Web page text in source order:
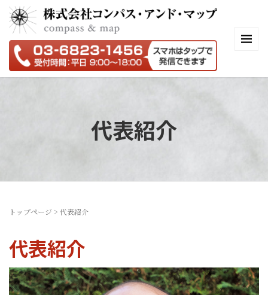
代表紹介
トップページ > 代表紹介
代表紹介